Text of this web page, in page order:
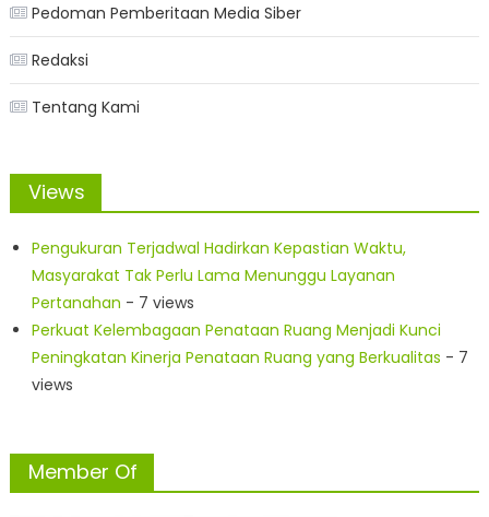
Pedoman Pemberitaan Media Siber
Redaksi
Tentang Kami
Views
Pengukuran Terjadwal Hadirkan Kepastian Waktu,
Masyarakat Tak Perlu Lama Menunggu Layanan
Pertanahan - 7 views
Perkuat Kelembagaan Penataan Ruang Menjadi Kunci
Peningkatan Kinerja Penataan Ruang yang Berkualitas - 7
views
Member Of